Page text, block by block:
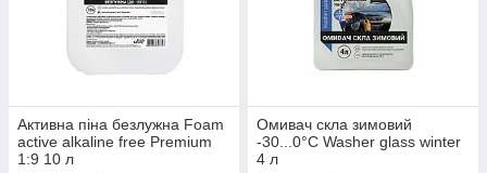
Активна піна безлужна Foam
active alkaline free Premium
1:9 10 л
Омивач скла зимовий
-30...0°С Washer glass winter
4 л